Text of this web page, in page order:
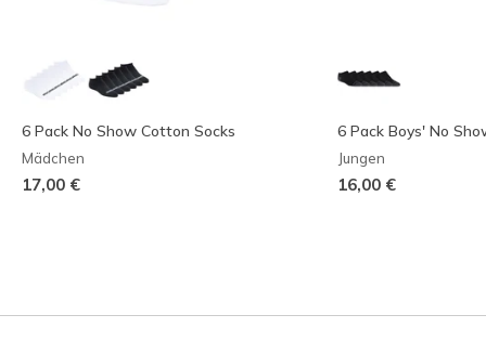
6 Pack No Show Cotton Socks
Mädchen
17,00 €
6 Pack Boys' No
Jungen
16,00 €